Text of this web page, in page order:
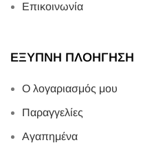
Επικοινωνία
ΕΞΥΠΝΗ ΠΛΟΗΓΗΣΗ
Ο λογαριασμός μου
Παραγγελίες
Αγαπημένα